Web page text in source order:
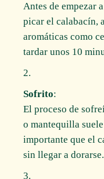
Antes de empezar
picar el calabacín,
aromáticas como
tardar unos 10
Sofrito:
El proceso de
o mantequilla
importante que el
sin llegar a dorarse.